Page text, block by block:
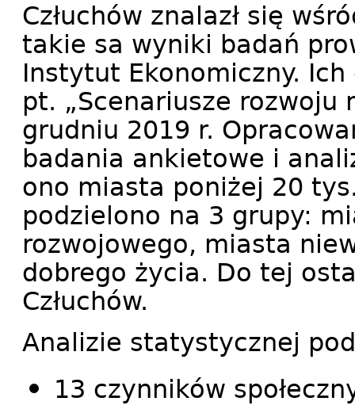
Człuchów znalazł się
takie sa wyniki badań
Instytut Ekonomiczny.
pt. „Scenariusze rozwoju
grudniu 2019 r.
badania ankietowe i
ono miasta poniżej 20
podzielono na 3 grupy:
rozwojowego, miasta
dobrego życia. Do tej
Człuchów.
Analizie statystycznej
13 czynników